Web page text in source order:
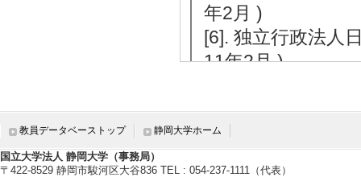
年2月 )
[6]. 独立行政法人
11年2月 )
教員データベーストップ 静岡大学ホーム
国立大学法人 静岡大学（事務局）
〒422-8529 静岡市駿河区大谷836 TEL : 054-237-1111（代表）